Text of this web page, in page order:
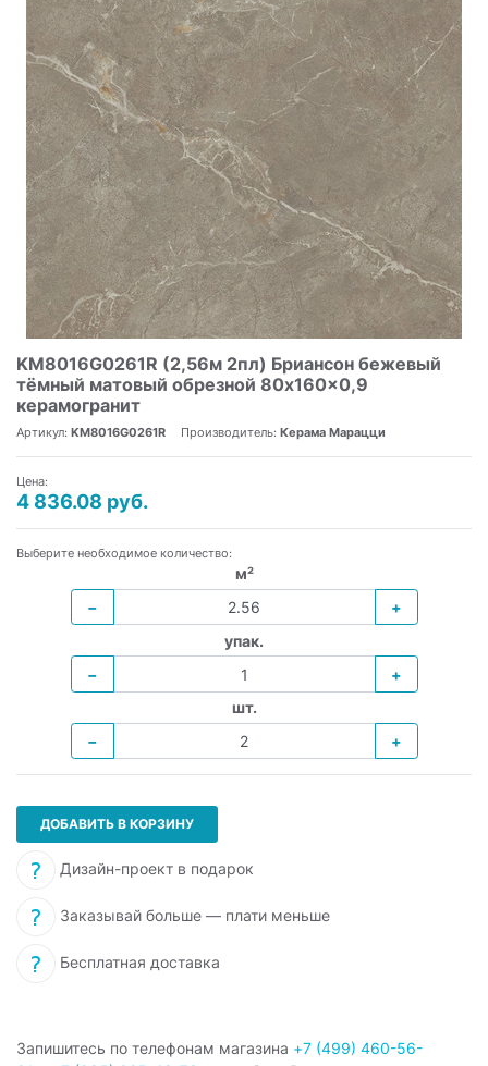
KM8016G0261R (2,56м 2пл) Бриансон бежевый
тёмный матовый обрезной 80x160x0,9
керамогранит
Артикул: KM8016G0261R Производитель: Керама Марацци
Цена:
4 836.08 руб.
Выберите необходимое количество:
м²
−
+
упак.
−
+
шт.
−
+
ДОБАВИТЬ В КОРЗИНУ
Дизайн-проект в подарок
Заказывай больше — плати меньше
Бесплатная доставка
Запишитесь по телефонам магазина +7 (499) 460-56-